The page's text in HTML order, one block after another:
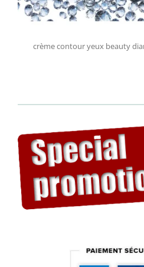
crème contour yeux beauty